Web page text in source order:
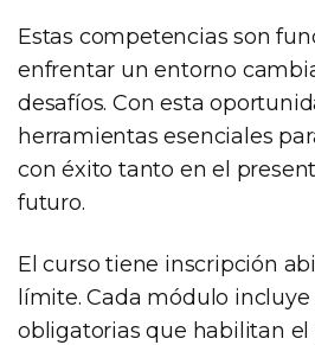
Estas competencias son
enfrentar un entorno
desafíos. Con esta
herramientas esenciales
con éxito tanto en el
futuro.
El curso tiene inscripción
límite. Cada módulo
obligatorias que habilitan el